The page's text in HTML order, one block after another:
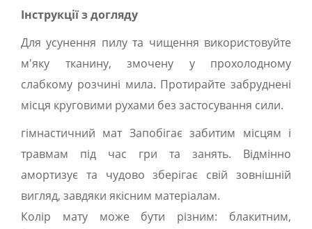
Інструкції з догляду
Для усунення пилу та чищення використовуйте
м'яку тканину, змочену у прохолодному
слабкому розчині мила. Протирайте забруднені
місця круговими рухами без застосування сили.
гімнастичний мат Запобігає забитим місцям і
травмам під час гри та занять. Відмінно
амортизує та чудово зберігає свій зовнішній
вигляд, завдяки якісним матеріалам.
Колір мату може бути різним: блакитним,